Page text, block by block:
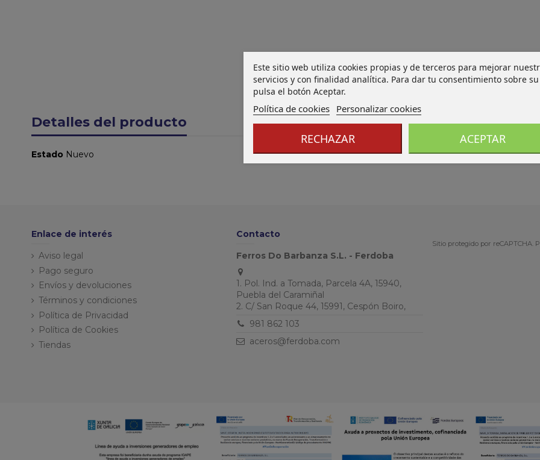
Detalles del producto
Estado Nuevo
Enlace de interés
Aviso legal
Pago seguro
Envíos y devoluciones
Términos y condiciones
Política de Privacidad
Política de Cookies
Tiendas
Contacto
Ferros Do Barbanza S.L. - Ferdoba
1. Pol. Ind. a Tomada, Parcela 4A, 15940,
Puebla del Caramiñal
2. C/ San Roque 44, 15991, Cespón Boiro,
981 862 103
aceros@ferdoba.com
Sitio protegido por reCAPTCHA.
Este sitio web utiliza cookies propias y de terceros para mejorar
servicios y con finalidad analítica. Para dar tu consentimiento sobre
pulsa el botón Aceptar.
Política de cookies Personalizar cookies
RECHAZAR ACEPTAR